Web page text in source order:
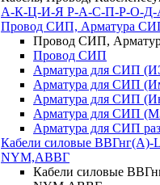
А-К-Ц-И-Я Р-А-С-П-Р-О-
Провод СИП, Арматура
Провод СИП,
Провод СИП
Арматура для СИП
Арматура для СИП
Арматура для СИП
Арматура для СИП
Арматура для СИП
Кабели силовые ВВГнг(А)-
NYM,АВВГ
Кабели силовые